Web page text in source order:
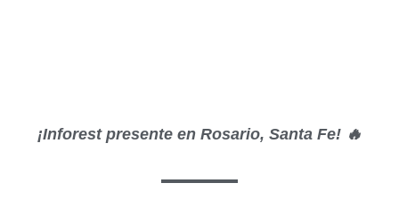
¡Inforest presente en Rosario, Santa Fe! 🔥